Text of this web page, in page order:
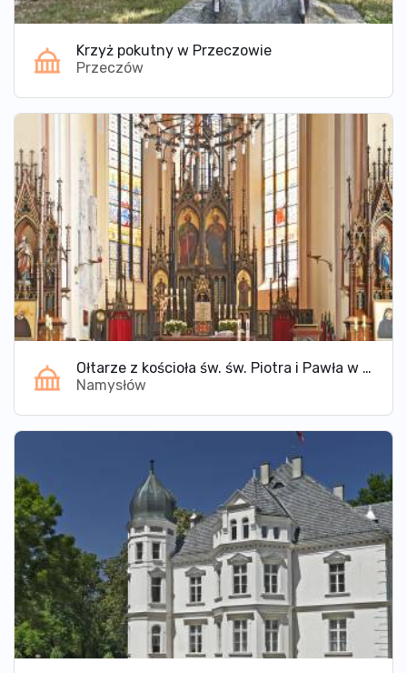
Krzyż pokutny w Przeczowie
Przeczów
Ołtarze z kościoła św. św. Piotra i Pawła w Namysłowie
Namysłów